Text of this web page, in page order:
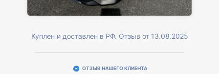
Куплен и доставлен в РФ. Отзыв от 13.08.2025
ОТЗЫВ НАШЕГО КЛИЕНТА